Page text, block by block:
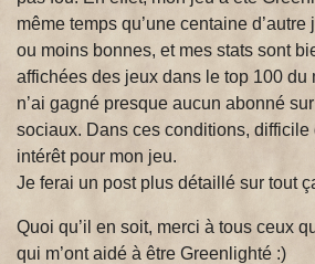
même temps qu’une centaine
ou moins bonnes, et mes stats sont
affichées des jeux dans le top 100 du
n’ai gagné presque aucun abonné
sociaux. Dans ces conditions, difficile
intérêt pour mon jeu.
Je ferai un post plus détaillé sur tout
Quoi qu’il en soit, merci à tous ceux
qui m’ont aidé à être Greenlighté :)